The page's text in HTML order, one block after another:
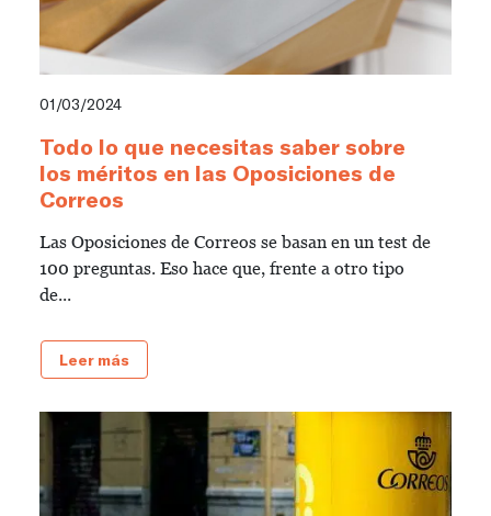
01/03/2024
Todo lo que necesitas saber sobre
los méritos en las Oposiciones de
Correos
Las Oposiciones de Correos se basan en un test de
100 preguntas. Eso hace que, frente a otro tipo
de...
Leer más